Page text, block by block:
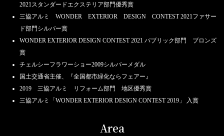
2021スタンダードエクステリア部門優秀賞
三協アルミ WONDER EXTERIOR DESIGN CONTEST 2021ファサー
ド部門シルバー賞
WONDER EXTERIOR DESIGN CONTEST 2021 パブリック部門 ブロンズ
賞
チェルシーフラワーショー2009シルバーメダル
国土交通省主催、『全国都市緑化ならフェアー』
2019 三協アルミ リフォーム部門 地区優秀賞
三協アルミ「WONDER EXTERIOR DESIGN CONTEST 2019」 入賞
Area